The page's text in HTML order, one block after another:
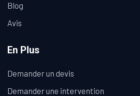
Blog
Avis
En Plus
Demander un devis
Demander une intervention